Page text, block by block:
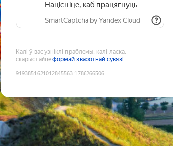
Націсніце, каб працягнуць
SmartCaptcha by Yandex Cloud
Калі ў вас узніклі праблемы, калі ласка,
скарыстайцеформай зваротнай сувязі
9193851621012845563:1786266506